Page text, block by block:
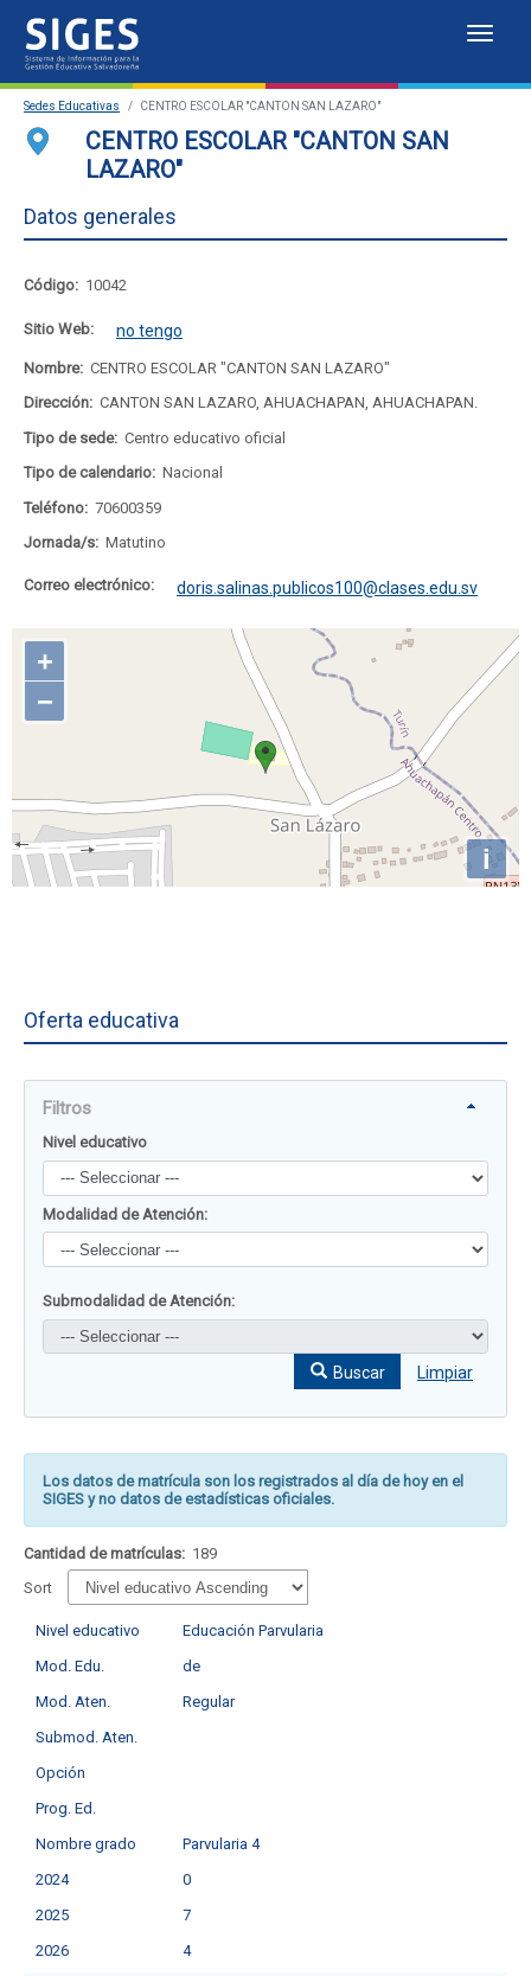
Sistema
de
Información
para
la
Gestión
Educativa
Salvadoreña
Sedes Educativas
Mapa de sedes educativas
Sedes Educativas CENTRO ESCOLAR "CANTON SAN LAZARO"
CENTRO ESCOLAR "CANTON SAN
LAZARO"
Datos generales
Código: 10042
Sitio Web: no tengo
Nombre: CENTRO ESCOLAR "CANTON SAN LAZARO"
Dirección: CANTON SAN LAZARO, AHUACHAPAN, AHUACHAPAN.
Tipo de sede: Centro educativo oficial
Tipo de calendario: Nacional
Teléfono: 70600359
Jornada/s: Matutino
Correo electrónico: doris.salinas.publicos100@clases.edu.sv
Oferta educativa
Filtros
Nivel educativo
Modalidad de Atención:
Submodalidad de Atención:
Buscar Limpiar
Los datos de matrícula son los registrados al día de hoy en el
SIGES y no datos de estadísticas oficiales.
Cantidad de matrículas: 189
Sort
Nivel educativo
Educación Parvularia
Mod. Edu.
de
Mod. Aten.
Regular
Submod. Aten.
Opción
Prog. Ed.
Nombre grado
Parvularia 4
2024
0
2025
7
2026
4